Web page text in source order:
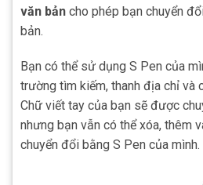
văn bản cho phép bạn chuyển
bản.
Bạn có thể sử dụng S Pen của
trường tìm kiếm, thanh địa chỉ và
Chữ viết tay của bạn sẽ được
nhưng bạn vẫn có thể xóa, thêm
chuyển đổi bằng S Pen của mình.